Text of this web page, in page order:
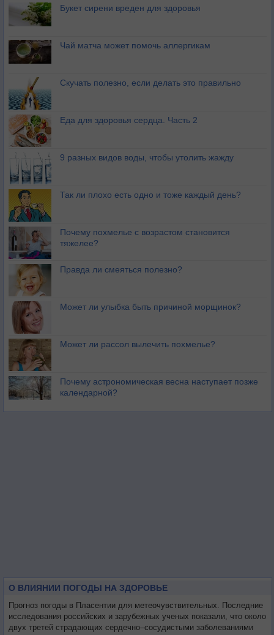
Букет сирени вреден для здоровья
Чай матча может помочь аллергикам
Скучать полезно, если делать это правильно
Еда для здоровья сердца. Часть 2
9 разных видов воды, чтобы утолить жажду
Так ли плохо есть одно и тоже каждый день?
Почему похмелье с возрастом становится
тяжелее?
Правда ли смеяться полезно?
Может ли улыбка быть причиной морщинок?
Может ли рассол вылечить похмелье?
Почему астрономическая весна наступает позже
календарной?
О ВЛИЯНИИ ПОГОДЫ НА ЗДОРОВЬЕ
Прогноз погоды в Пласентии для метеочувствительных. Последние
исследования российских и зарубежных ученых показали, что около
двух третей страдающих сердечно–сосудистыми заболеваниями